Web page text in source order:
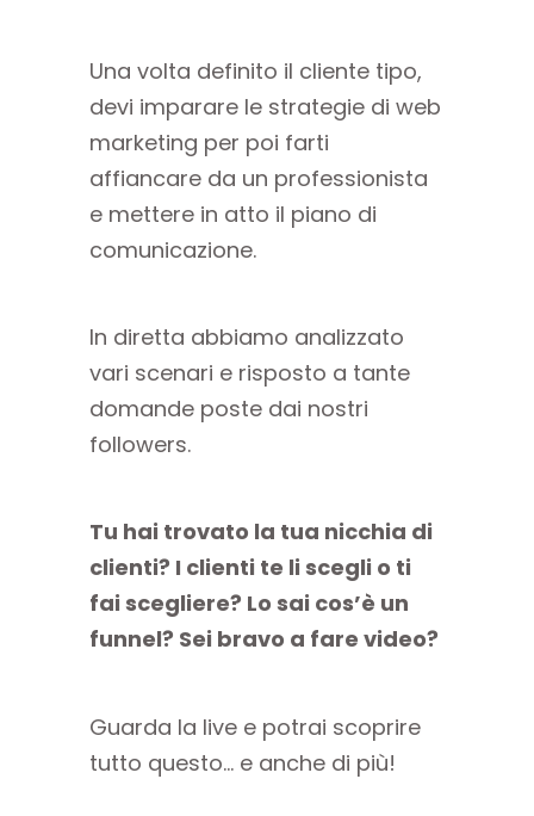
Una volta definito il cliente tipo,
devi imparare le strategie di web
marketing per poi farti
affiancare da un professionista
e mettere in atto il piano di
comunicazione.
In diretta abbiamo analizzato
vari scenari e risposto a tante
domande poste dai nostri
followers.
Tu hai trovato la tua nicchia di
clienti? I clienti te li scegli o ti
fai scegliere? Lo sai cos’è un
funnel? Sei bravo a fare video?
Guarda la live e potrai scoprire
tutto questo… e anche di più!